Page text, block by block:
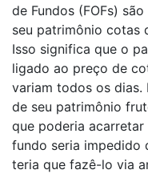
de Fundos (FOFs)
seu patrimônio cotas
Isso significa que o
ligado ao preço de
variam todos os dias.
de seu patrimônio
que poderia
fundo seria impedido
teria que fazê-lo via